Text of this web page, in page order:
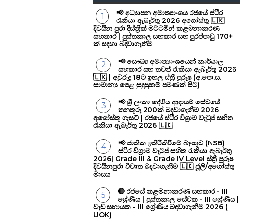
📢 අධ්‍යාපන අමාත්‍යාංශය රජයේ ස්ථිර
රැකියා ඇබෑර්තු 2026 අගෝස්තු 🇱🇰
දිවයින පුරා දිස්ත්‍රික් මට්ටමින් කළමනාකරණ
සහකාර | පුස්තකාල සහකාර සහ පුරප්පාඩු 170+
ක් සඳහා බඳවාගැනීම
📢 සෞඛ්‍ය අමාත්‍යාංශයෙන් කාර්යාල
සහකාර සහ තවත් රැකියා ඇබෑර්තු 2026
🇱🇰 | අවුරුදු 18ට ඉහල ස්ත්‍රී පුරුෂ (අ.පො.ස.
සාමාන්‍ය පෙළ සුදුසුකම් පමණක් සිට)
📢 ශ්‍රී ලංකා දේශීය ආදායම් සේවයේ
තනතුරු 200ක් බඳවාගැනීම 2026
අගෝස්තු ගැසට් | රජයේ ස්ථිර විශ්‍රාම වැටුප් සහිත
රැකියා ඇබෑර්තු 2026 🇱🇰
📢 ජාතික ඉතිරිකිරීමේ බැංකුව (NSB)
ස්ථිර විශ්‍රාම වැටුප් සහිත රැකියා ඇබෑර්තු
2026| Grade III & Grade IV Level ස්ත්‍රී පුරුෂ
දිවයිනපුරා විවෘත බඳවාගැනීම 🇱🇰 ජූලි/අගෝස්තු
මාසය
🔴 රජයේ කළමනාකරණ සහකාර - III
ශ්‍රේණිය | පුස්තකාල සේවක - III ශ්‍රේණිය |
වැඩ සහායක - III ශ්‍රේණිය බඳවාගැනීම 2026 (
UOK)